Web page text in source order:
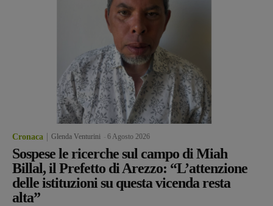
Cronaca Glenda Venturini 6 Agosto 2026
Sospese le ricerche sul campo di Miah
Billal, il Prefetto di Arezzo: “L’attenzione
delle istituzioni su questa vicenda resta
alta”